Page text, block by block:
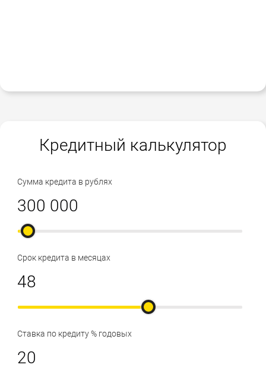
Кредитный калькулятор
Сумма кредита в рублях
Срок кредита в месяцах
Ставка по кредиту % годовых